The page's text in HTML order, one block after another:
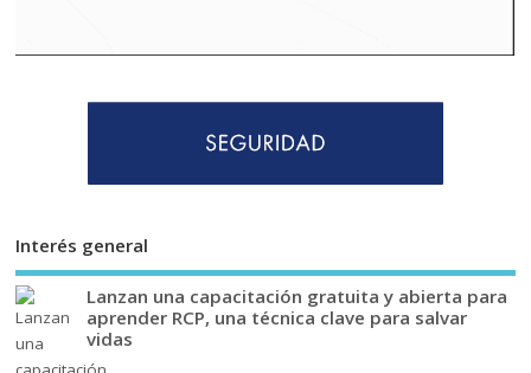
Interés general
Lanzan una capacitación gratuita y abierta para
aprender RCP, una técnica clave para salvar
vidas